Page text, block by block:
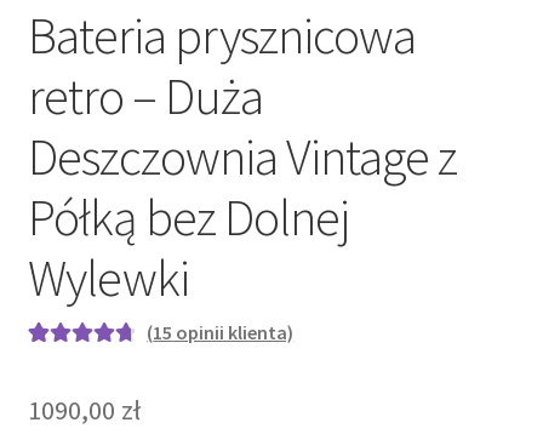
Bateria prysznicowa
retro – Duża
Deszczownia Vintage z
Półką bez Dolnej
Wylewki
podstawie
(15 opinii klienta)
1090,00 zł